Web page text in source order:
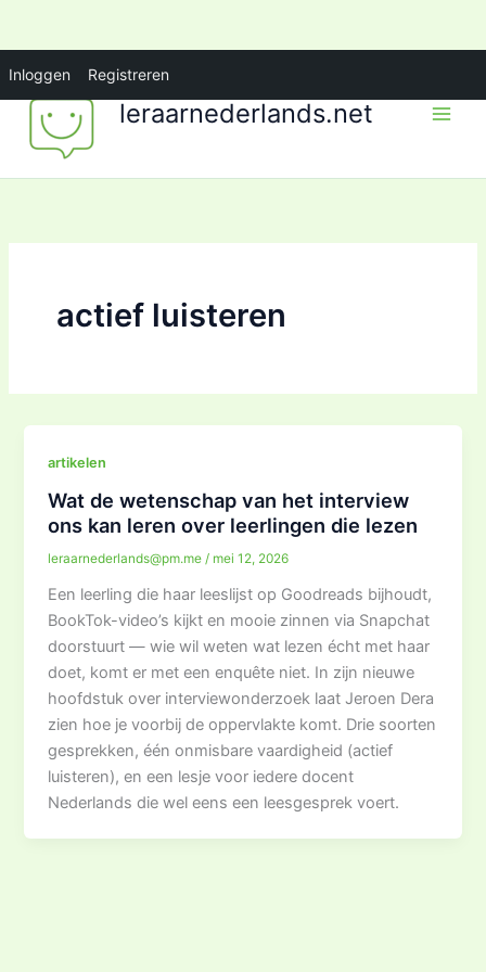
Inloggen Registreren
inhoud
leraarnederlands.net
actief luisteren
artikelen
Wat de wetenschap van het interview
ons kan leren over leerlingen die lezen
leraarnederlands@pm.me / mei 12, 2026
Een leerling die haar leeslijst op Goodreads bijhoudt,
BookTok-video’s kijkt en mooie zinnen via Snapchat
doorstuurt — wie wil weten wat lezen écht met haar
doet, komt er met een enquête niet. In zijn nieuwe
hoofdstuk over interviewonderzoek laat Jeroen Dera
zien hoe je voorbij de oppervlakte komt. Drie soorten
gesprekken, één onmisbare vaardigheid (actief
luisteren), en een lesje voor iedere docent
Nederlands die wel eens een leesgesprek voert.